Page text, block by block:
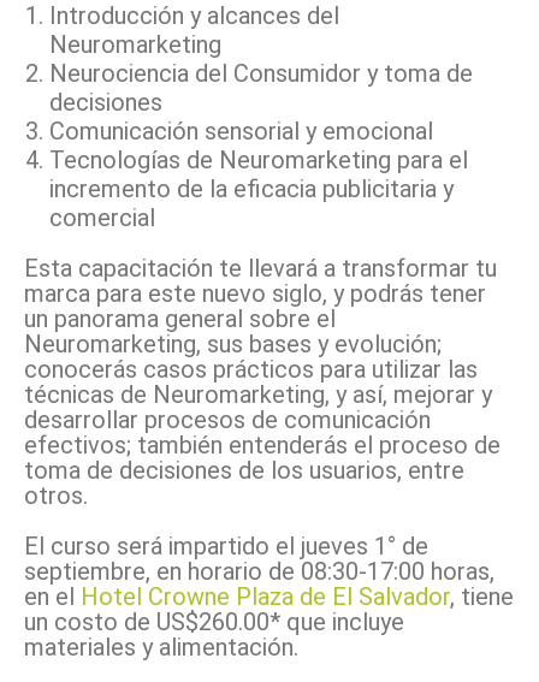
Introducción y alcances del
Neuromarketing
Neurociencia del Consumidor y toma de
decisiones
Comunicación sensorial y emocional
Tecnologías de Neuromarketing para el
incremento de la eficacia publicitaria y
comercial
Esta capacitación te llevará a transformar tu
marca para este nuevo siglo, y podrás tener
un panorama general sobre el
Neuromarketing, sus bases y evolución;
conocerás casos prácticos para utilizar las
técnicas de Neuromarketing, y así, mejorar y
desarrollar procesos de comunicación
efectivos; también entenderás el proceso de
toma de decisiones de los usuarios, entre
otros.
El curso será impartido el jueves 1° de
septiembre, en horario de 08:30-17:00 horas,
en el Hotel Crowne Plaza de El Salvador, tiene
un costo de US$260.00* que incluye
materiales y alimentación.